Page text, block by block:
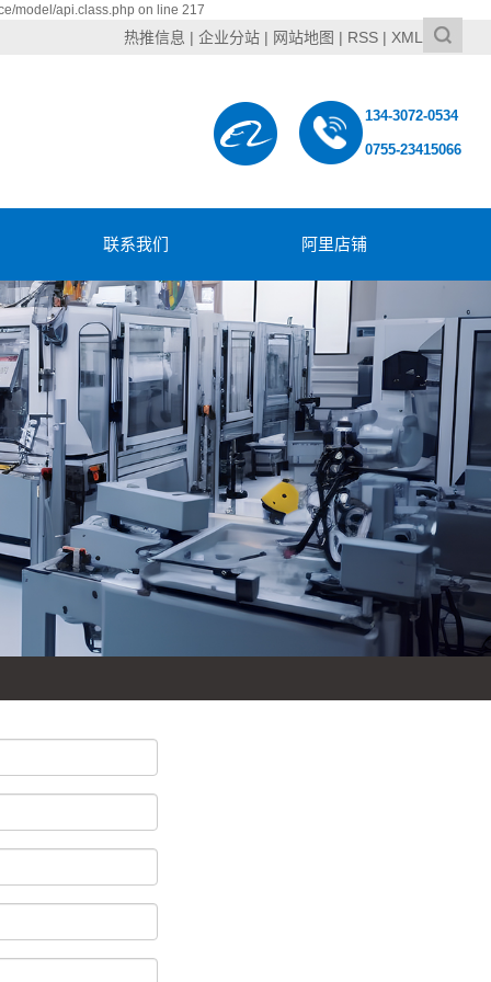
model/api.class.php on line 217
热推信息 |企业分站 | 网站地图 | RSS | XML
134-3072-0534
0755-23415066
联系我们 阿里店铺